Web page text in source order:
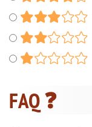
FAQ ❓